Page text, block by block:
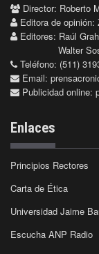
Director: Roberto
Editora de opinión:
Editores: Raúl
Walter
Teléfono: (511)
Email:
Publicidad online:
Enlaces
Principios Rectores
Carta de Ética
Universidad Jaime
Escucha ANP Radio